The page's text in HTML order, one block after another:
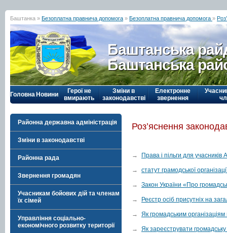
Баштанка » Безоплатна правнича допомога » Безоплатна правнича допомога »
Баштанська
Баштанська
Головна Новини
Герої не
вмирають
Зміни в
законодавстві
Електронне
звернення
Районна державна адміністрація
Зміни в законодавстві
Районна рада
Звернення громадян
Учасникам бойових дій та членам
їх сімей
Управління соціально-
економічного розвитку території
Роз’яснення
→ Права і пільги для учасників
→ статут грамодської
→ Закон України «Про
→ Реєстр осіб присутніх на
→ Як громадським
→ Як зареєструвати громадську